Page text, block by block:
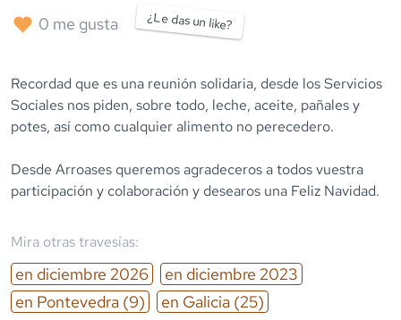
0 me gusta ¿Le das un like?
Recordad que es una reunión solidaria, desde los Servicios
Sociales nos piden, sobre todo, leche, aceite, pañales y
potes, así como cualquier alimento no perecedero.
Desde Arroases queremos agradeceros a todos vuestra
participación y colaboración y desearos una Feliz Navidad.
Mira otras travesías:
en diciembre 2026 en diciembre 2023
en Pontevedra (9) en Galicia (25)